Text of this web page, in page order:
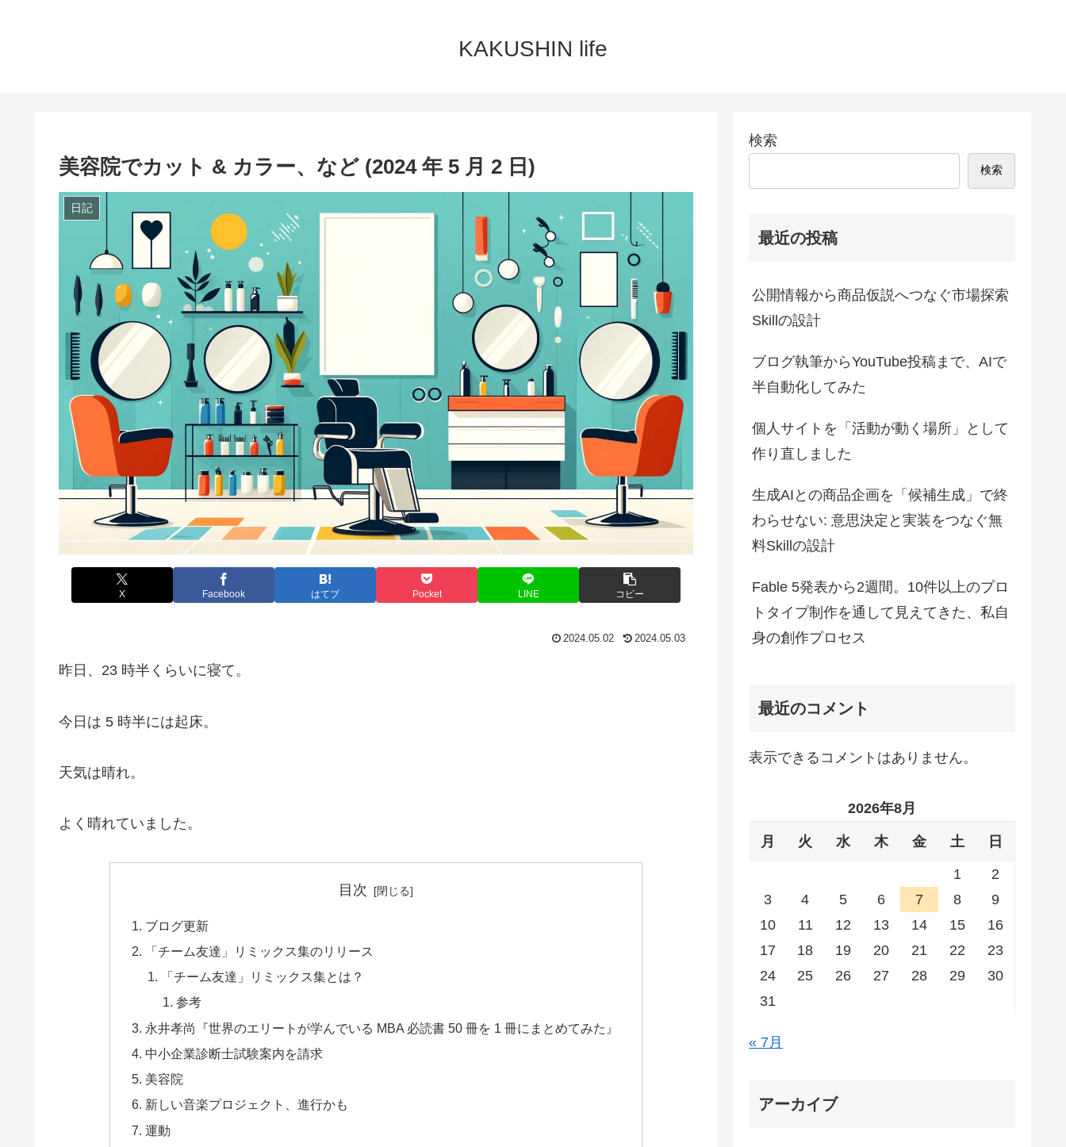
KAKUSHIN life
美容院でカット & カラー、など (2024 年 5 月 2 日)
日記
X Facebook はてブ Pocket LINE コピー
2024.05.02 2024.05.03
昨日、23 時半くらいに寝て。
今日は 5 時半には起床。
天気は晴れ。
よく晴れていました。
目次
ブログ更新
「チーム友達」リミックス集のリリース
「チーム友達」リミックス集とは？
参考
永井孝尚『世界のエリートが学んでいる MBA 必読書 50 冊を 1 冊にまとめてみた』
中小企業診断士試験案内を請求
美容院
新しい音楽プロジェクト、進行かも
運動
検索
検索
最近の投稿
公開情報から商品仮説へつなぐ市場探索
Skillの設計
ブログ執筆からYouTube投稿まで、AIで
半自動化してみた
個人サイトを「活動が動く場所」として
作り直しました
生成AIとの商品企画を「候補生成」で終
わらせない: 意思決定と実装をつなぐ無
料Skillの設計
Fable 5発表から2週間。10件以上のプロ
トタイプ制作を通して見えてきた、私自
身の創作プロセス
最近のコメント
表示できるコメントはありません。
2026年8月
月 火 水 木 金 土 日
1
2
3
4 5 6 7 8
9
10
11 12 13 14 15
16
17
18 19 20 21 22
23
24
25 26 27 28 29
30
31
« 7月
アーカイブ